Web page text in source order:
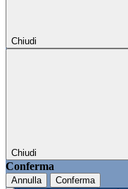
Chiudi
Chiudi
Conferma
Annulla Conferma